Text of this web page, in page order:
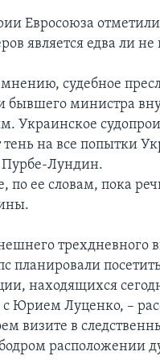
Евросоюза
является едва ли
судебное
бывшего министра
Украинское
на все попытки
Лундин.
по ее словам, пока
трехдневного
планировали
находящихся
с Юрием Луценко, –
визите в
расположении